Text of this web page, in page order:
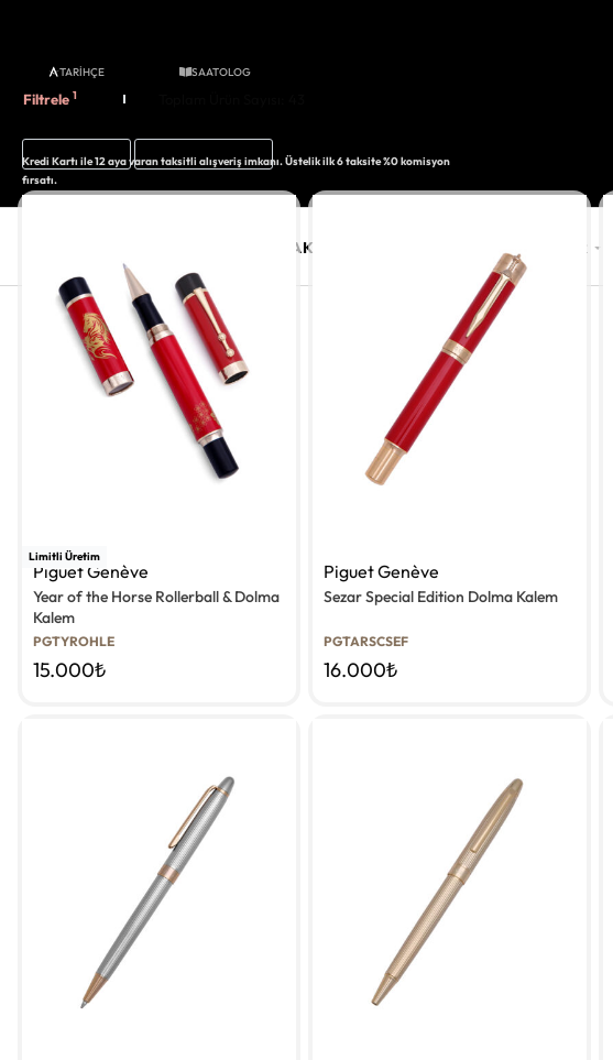
TARİHÇE SAATOLOG
Kredi Kartı ile 12 aya varan taksitli alışveriş imkanı. Üstelik ilk 6 taksite %0 komisyon
fırsatı.
SAAT AKSESUARLARI
Filtrele
PIGUET GENÈVE SEÇILENLERI TEMIZLE
Limitli Üretim
Piguet Genève
Year of the Horse Rollerball & Dolma
Kalem
PGTYROHLE
15.000₺
Piguet Genève
Sezar Special Edition Dolma Kalem
PGTARSCSEF
16.000₺